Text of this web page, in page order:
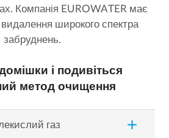
Компанія EUROWATER має
широкого спектра
забруднень.
і подивіться
метод очищення
газ add